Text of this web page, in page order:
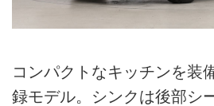
コンパクトなキッチンを装
録モデル。シンクは後部シ